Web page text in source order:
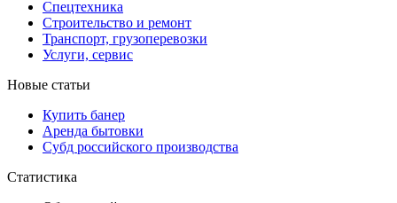
Спецтехника
Строительство и ремонт
Транспорт, грузоперевозки
Услуги, сервис
Новые статьи
Купить банер
Аренда бытовки
Субд российского производства
Статистика